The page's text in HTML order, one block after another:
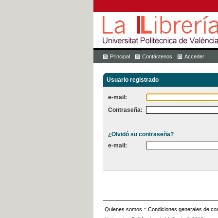
Principal Contáctenos Acceder
Usuario registrado
e-mail:
Contraseña:
¿Olvidó su contraseña?
e-mail:
Quienes somos :: Condiciones generales de